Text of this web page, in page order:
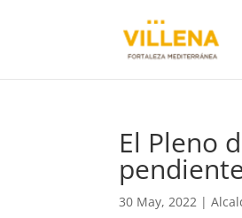
El Pleno
30 May, 2022 |